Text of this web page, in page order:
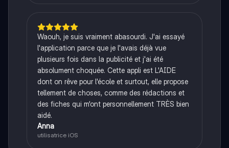
Waouh, je suis vraiment abasourdi. J'ai essayé
l'application parce que je l'avais déjà vue
plusieurs fois dans la publicité et j'ai été
absolument choquée. Cette appli est L'AIDE
dont on rêve pour l'école et surtout, elle propose
tellement de choses, comme des rédactions et
des fiches qui m'ont personnellement TRÈS bien
aidé.
Anna
utilisatrice iOS